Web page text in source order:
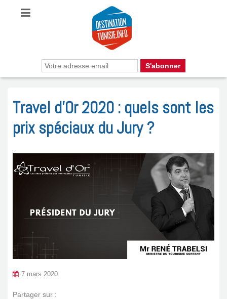
Travel d’Or 2020 : quels sont les
prix spéciaux du Jury ?
7 mars 2020
Partager sur :